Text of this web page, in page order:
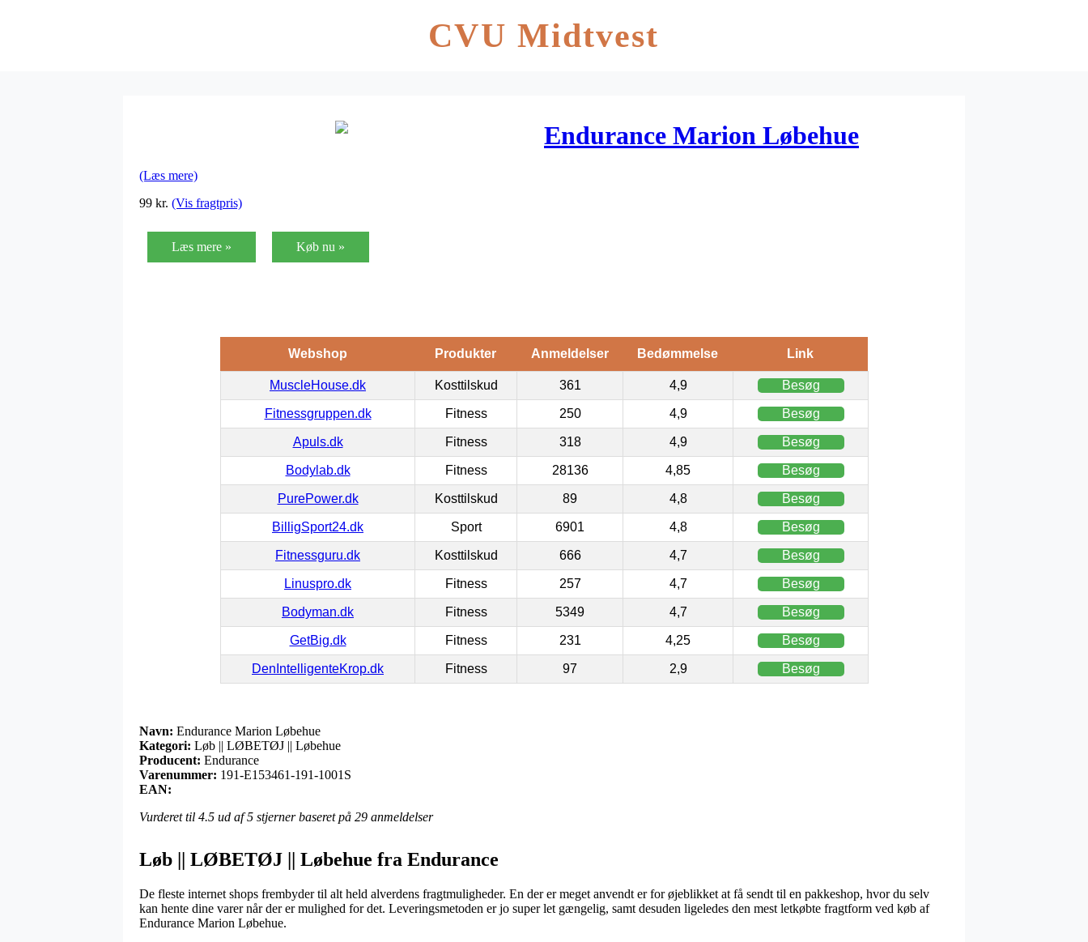
CVU Midtvest
Endurance Marion Løbehue
(Læs mere)
99 kr. (Vis fragtpris)
Læs mere » Køb nu »
Webshop Produkter Anmeldelser Bedømmelse Link
MuscleHouse.dk Kosttilskud 361 4,9 Besøg
Fitnessgruppen.dk Fitness 250 4,9 Besøg
Apuls.dk Fitness 318 4,9 Besøg
Bodylab.dk Fitness 28136 4,85 Besøg
PurePower.dk Kosttilskud 89 4,8 Besøg
BilligSport24.dk Sport 6901 4,8 Besøg
Fitnessguru.dk Kosttilskud 666 4,7 Besøg
Linuspro.dk Fitness 257 4,7 Besøg
Bodyman.dk Fitness 5349 4,7 Besøg
GetBig.dk Fitness 231 4,25 Besøg
DenIntelligenteKrop.dk Fitness 97 2,9 Besøg
Navn: Endurance Marion Løbehue
Kategori: Løb || LØBETØJ || Løbehue
Producent: Endurance
Varenummer: 191-E153461-191-1001S
EAN:
Vurderet til 4.5 ud af 5 stjerner baseret på 29 anmeldelser
Løb || LØBETØJ || Løbehue fra Endurance
De fleste internet shops frembyder til alt held alverdens fragtmuligheder. En der er meget anvendt er for øjeblikket at få sendt til en pakkeshop, hvor du selv
kan hente dine varer når der er mulighed for det. Leveringsmetoden er jo super let gængelig, samt desuden ligeledes den mest letkøbte fragtform ved køb af
Endurance Marion Løbehue.